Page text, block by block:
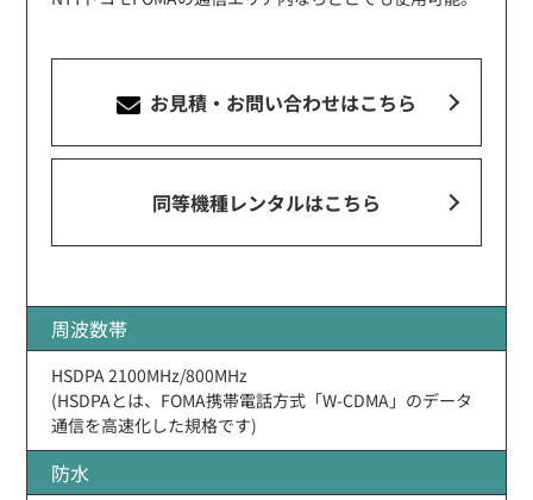
お見積・お問い合わせはこちら
同等機種レンタルはこちら
周波数帯
HSDPA 2100MHz/800MHz
(HSDPAとは、FOMA携帯電話方式「W-CDMA」のデータ
通信を高速化した規格です)
防水